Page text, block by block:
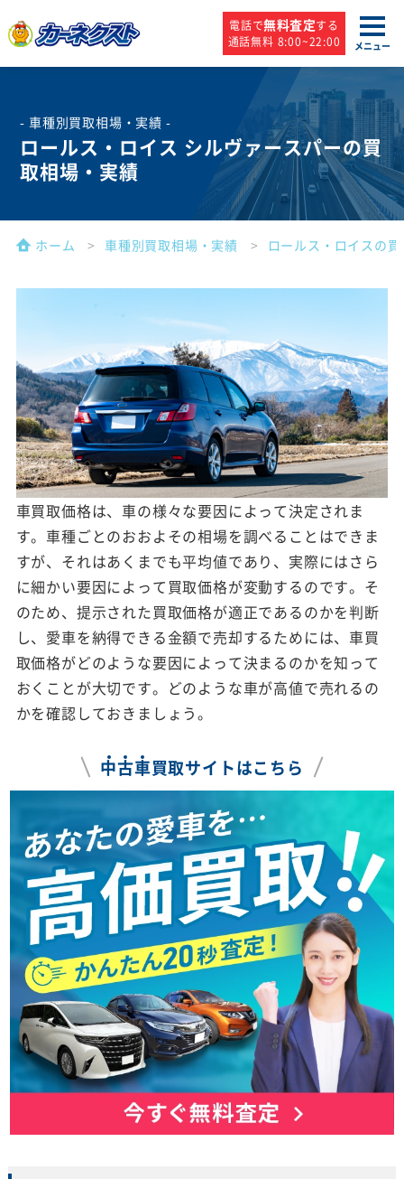
電話で無料査定する
通話無料 8:00~22:00
メニュー
- 車種別買取相場・実績 -
ロールス・ロイス シルヴァースパーの買
取相場・実績
ホーム 車種別買取相場・実績 ロールス・ロイスの
車買取価格は、車の様々な要因によって決定されま
す。車種ごとのおおよその相場を調べることはできま
すが、それはあくまでも平均値であり、実際にはさら
に細かい要因によって買取価格が変動するのです。そ
のため、提示された買取価格が適正であるのかを判断
し、愛車を納得できる金額で売却するためには、車買
取価格がどのような要因によって決まるのかを知って
おくことが大切です。どのような車が高値で売れるの
かを確認しておきましょう。
中古車買取サイトはこちら